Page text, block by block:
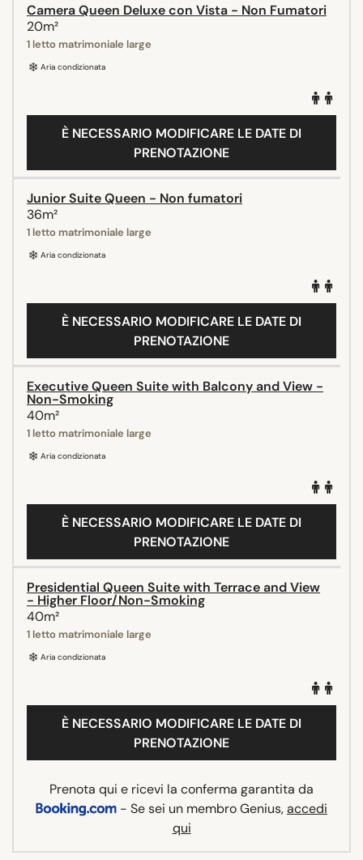
Camera Queen Deluxe con Vista - Non Fumatori
20m²
1 letto matrimoniale large
Aria condizionata
È NECESSARIO MODIFICARE LE DATE DI
PRENOTAZIONE
Junior Suite Queen - Non fumatori
36m²
1 letto matrimoniale large
Aria condizionata
È NECESSARIO MODIFICARE LE DATE DI
PRENOTAZIONE
Executive Queen Suite with Balcony and View -
Non-Smoking
40m²
1 letto matrimoniale large
Aria condizionata
È NECESSARIO MODIFICARE LE DATE DI
PRENOTAZIONE
Presidential Queen Suite with Terrace and View
- Higher Floor/Non-Smoking
40m²
1 letto matrimoniale large
Aria condizionata
È NECESSARIO MODIFICARE LE DATE DI
PRENOTAZIONE
Prenota qui e ricevi la conferma garantita da
- Se sei un membro Genius,accedi
qui